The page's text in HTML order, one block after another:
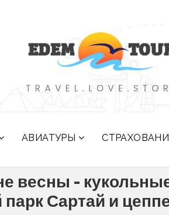
АВИАТУРЫ
весны -
Сартай и